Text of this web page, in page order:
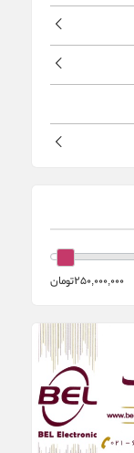
250,000,000تومان